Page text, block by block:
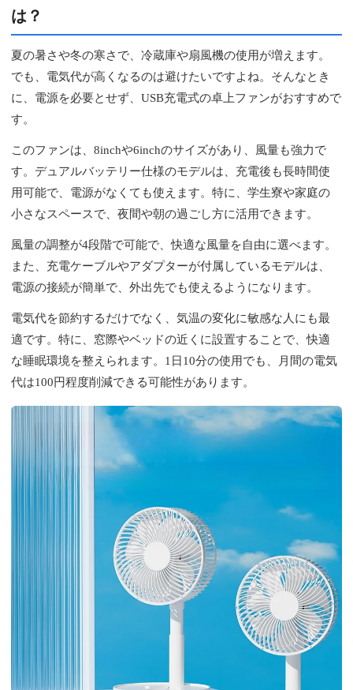
は？
夏の暑さや冬の寒さで、冷蔵庫や扇風機の使用が増えます。
でも、電気代が高くなるのは避けたいですよね。そんなとき
に、電源を必要とせず、USB充電式の卓上ファンがおすすめで
す。
このファンは、8inchや6inchのサイズがあり、風量も強力で
す。デュアルバッテリー仕様のモデルは、充電後も長時間使
用可能で、電源がなくても使えます。特に、学生寮や家庭の
小さなスペースで、夜間や朝の過ごし方に活用できます。
風量の調整が4段階で可能で、快適な風量を自由に選べます。
また、充電ケーブルやアダプターが付属しているモデルは、
電源の接続が簡単で、外出先でも使えるようになります。
電気代を節約するだけでなく、気温の変化に敏感な人にも最
適です。特に、窓際やベッドの近くに設置することで、快適
な睡眠環境を整えられます。1日10分の使用でも、月間の電気
代は100円程度削減できる可能性があります。